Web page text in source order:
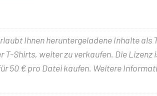
Ihnen heruntergeladene Inhalte als
T-Shirts, weiter zu verkaufen. Die
50 € pro Datei kaufen. Weitere